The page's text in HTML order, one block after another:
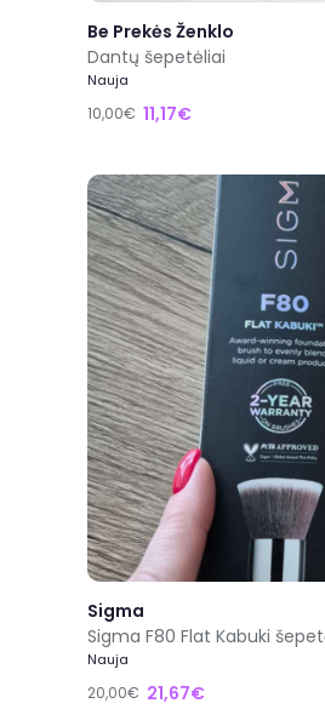
Be Prekės Ženklo
Dantų šepetėliai
Nauja
10,00€ 11,17€
Sigma
Sigma F80 Flat Kabuki
Nauja
20,00€ 21,67€